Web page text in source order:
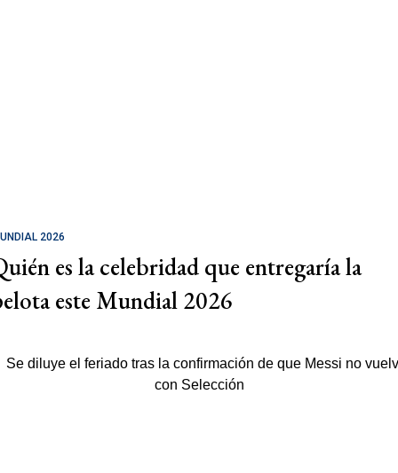
2026
es la celebridad que entregaría la
este Mundial 2026